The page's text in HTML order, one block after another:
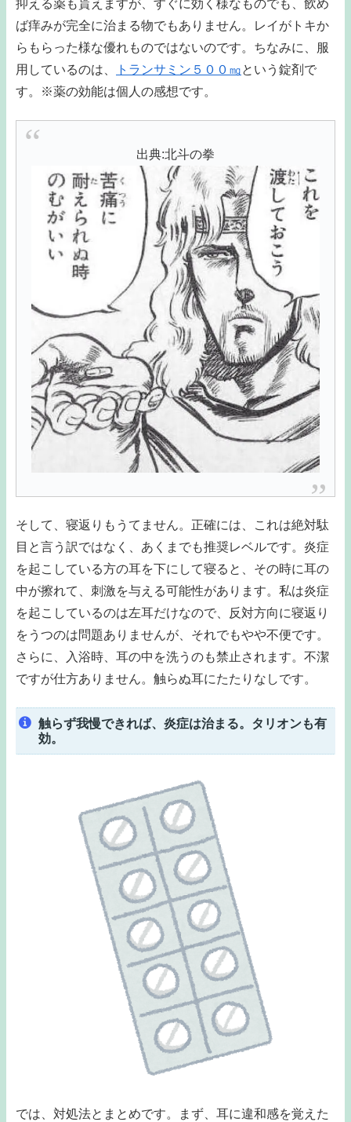
抑える薬も貰えますが、すぐに効く様なものでも、飲め
ば痒みが完全に治まる物でもありません。レイがトキか
らもらった様な優れものではないのです。ちなみに、服
用しているのは、
トランサミン５００㎎という錠剤で
す。※薬の効能は個人の感想です。
出典:北斗の拳
そして、寝返りもうてません。正確には、これは絶対駄
目と言う訳ではなく、あくまでも推奨レベルです。炎症
を起こしている方の耳を下にして寝ると、その時に耳の
中が擦れて、刺激を与える可能性があります。私は炎症
を起こしているのは左耳だけなので、反対方向に寝返り
をうつのは問題ありませんが、それでもやや不便です。
さらに、入浴時、耳の中を洗うのも禁止されます。不潔
ですが仕方ありません。触らぬ耳にたたりなしです。
触らず我慢できれば、炎症は治まる。タリオンも有
効。
では、対処法とまとめです。まず、耳に違和感を覚えた